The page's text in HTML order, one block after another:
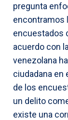
pregunta
encontramos
encuestados
acuerdo con
venezolana
ciudadana en
de los
un delito
existe una